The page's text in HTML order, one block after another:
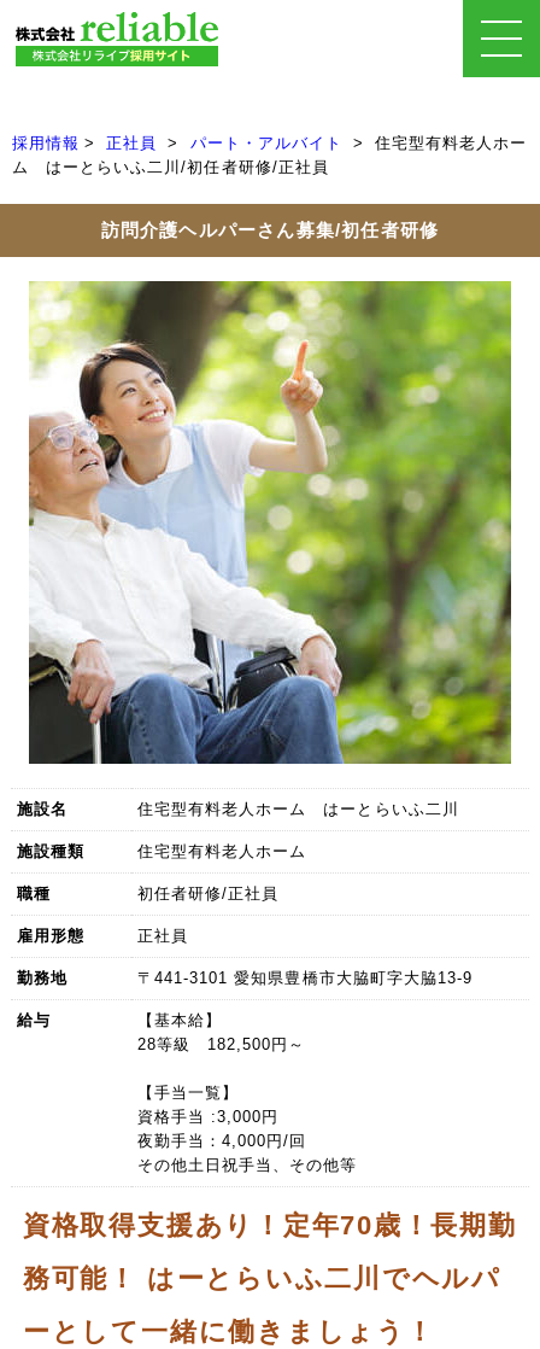
採用情報 正社員 パート・アルバイト
住宅型有料老人ホー
ム はーとらいふ二川/初任者研修/正社員
訪問介護ヘルパーさん募集/初任者研修
施設名 住宅型有料老人ホーム はーとらいふ二川
施設種類 住宅型有料老人ホーム
職種 初任者研修/正社員
雇用形態 正社員
勤務地 〒441-3101 愛知県豊橋市大脇町字大脇13-9
給与
【基本給】
28等級 182,500円～
【手当一覧】
資格手当 :3,000円
夜勤手当：4,000円/回
その他土日祝手当、その他等
資格取得支援あり！定年70歳！長期勤
務可能！ はーとらいふ二川でヘルパ
ーとして一緒に働きましょう！